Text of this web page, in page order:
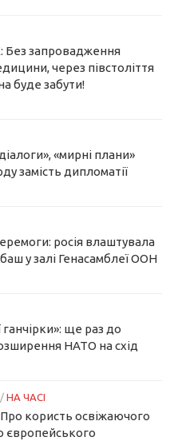
Без запровадження
через півстоліття
буде забути!
«мирні плани»
замість дипломатії
росія влаштувала
у залі Генасамблеї ООН
ще раз до
НАТО на схід
/ НА ЧАСІ
користь освіжаючого
європейського